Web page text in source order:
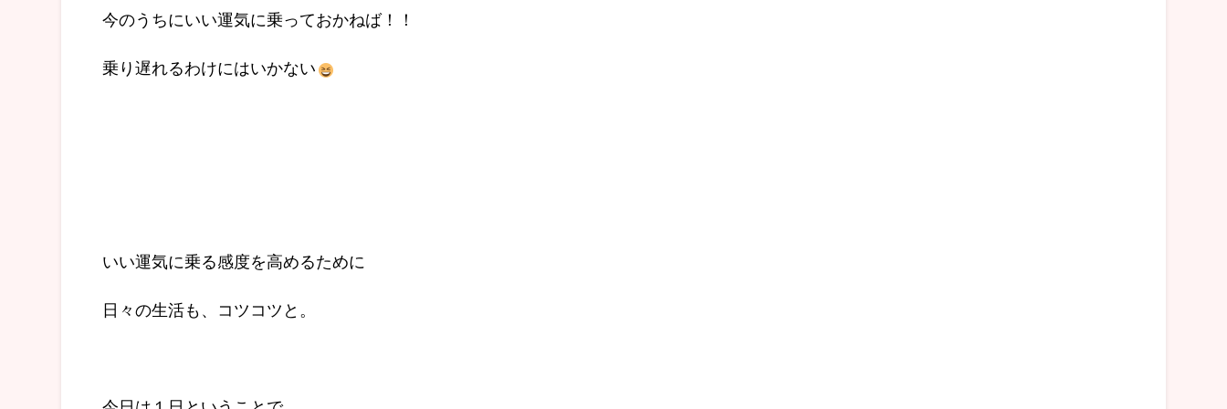
今のうちにいい運気に乗っておかねば！！
乗り遅れるわけにはいかない
いい運気に乗る感度を高めるために
日々の生活も、コツコツと。